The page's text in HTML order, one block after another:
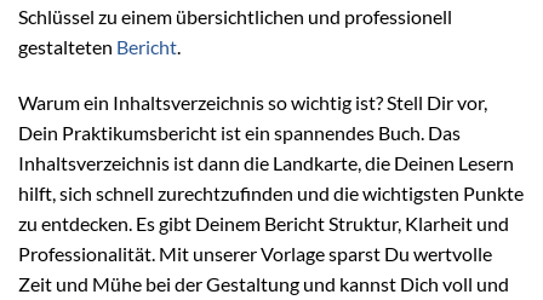
Schlüssel zu einem übersichtlichen und professionell
gestalteten Bericht.
Warum ein Inhaltsverzeichnis so wichtig ist? Stell Dir vor,
Dein Praktikumsbericht ist ein spannendes Buch. Das
Inhaltsverzeichnis ist dann die Landkarte, die Deinen Lesern
hilft, sich schnell zurechtzufinden und die wichtigsten Punkte
zu entdecken. Es gibt Deinem Bericht Struktur, Klarheit und
Professionalität. Mit unserer Vorlage sparst Du wertvolle
Zeit und Mühe bei der Gestaltung und kannst Dich voll und